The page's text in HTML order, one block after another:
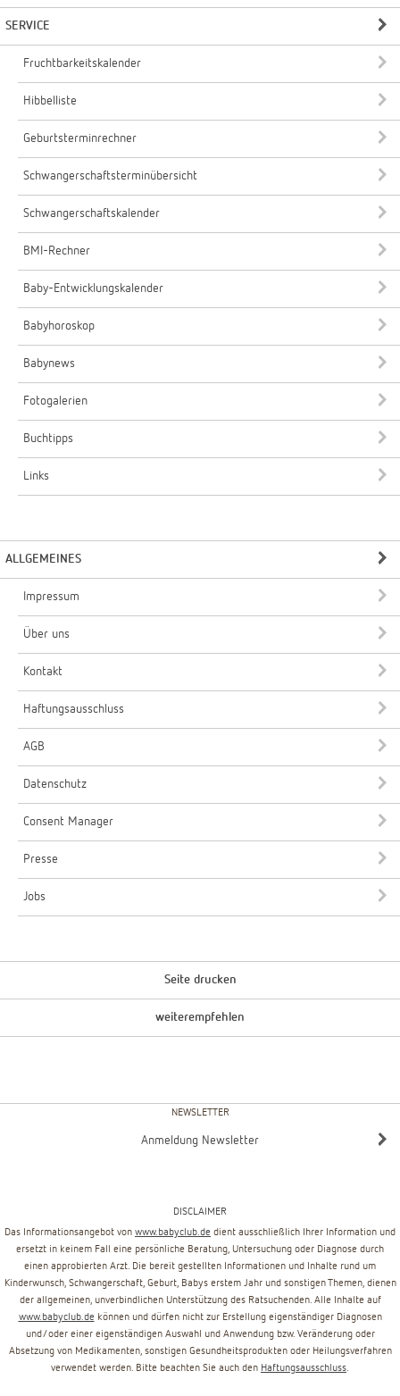
SERVICE
Fruchtbarkeitskalender
Hibbelliste
Geburtsterminrechner
Schwangerschaftsterminübersicht
Schwangerschaftskalender
BMI-Rechner
Baby-Entwicklungskalender
Babyhoroskop
Babynews
Fotogalerien
Buchtipps
Links
ALLGEMEINES
Impressum
Über uns
Kontakt
Haftungsausschluss
AGB
Datenschutz
Consent Manager
Presse
Jobs
Seite drucken
weiterempfehlen
NEWSLETTER
Anmeldung Newsletter
DISCLAIMER
Das Informationsangebot von www.babyclub.de dient ausschließlich Ihrer Information und
ersetzt in keinem Fall eine persönliche Beratung, Untersuchung oder Diagnose durch
einen approbierten Arzt. Die bereit gestellten Informationen und Inhalte rund um
Kinderwunsch, Schwangerschaft, Geburt, Babys erstem Jahr und sonstigen Themen, dienen
der allgemeinen, unverbindlichen Unterstützung des Ratsuchenden. Alle Inhalte auf
www.babyclub.de können und dürfen nicht zur Erstellung eigenständiger Diagnosen
und/oder einer eigenständigen Auswahl und Anwendung bzw. Veränderung oder
Absetzung von Medikamenten, sonstigen Gesundheitsprodukten oder Heilungsverfahren
verwendet werden. Bitte beachten Sie auch den Haftungsausschluss.